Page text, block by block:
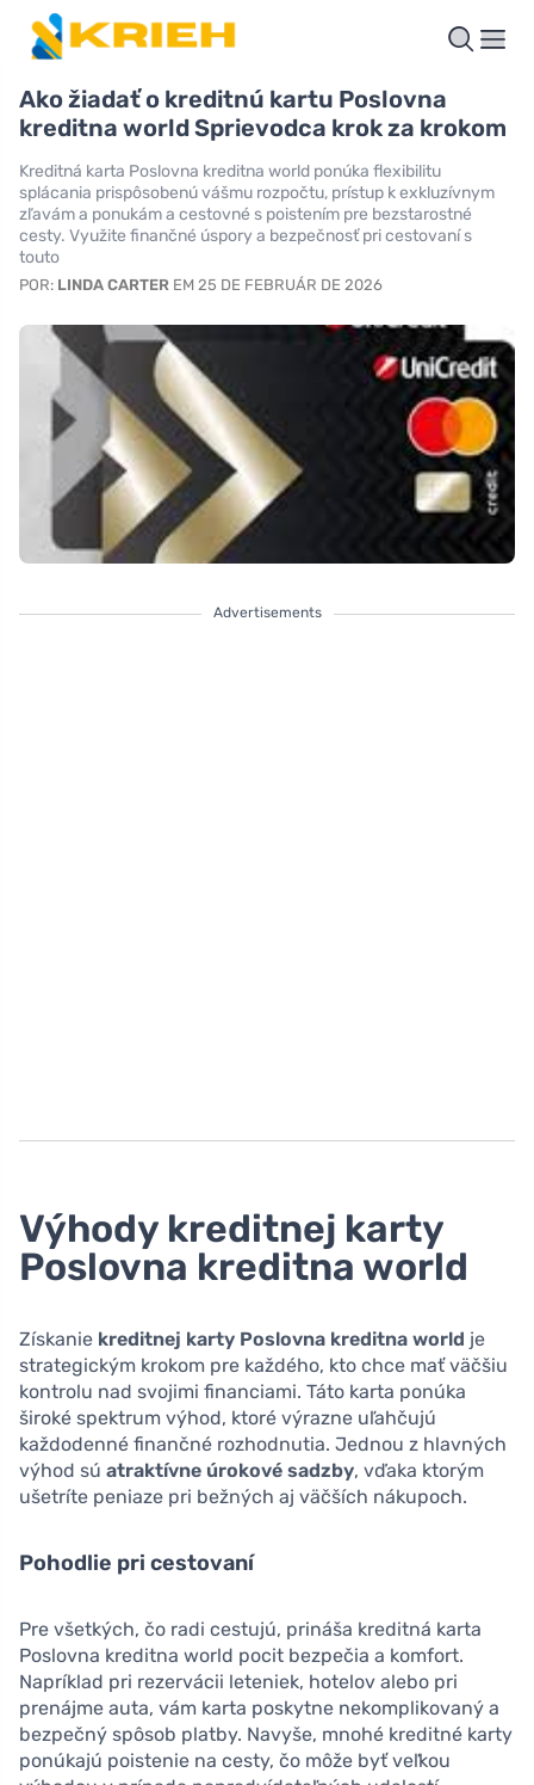
Ako žiadať o kreditnú kartu Poslovna
kreditna world Sprievodca krok za krokom
Kreditná karta Poslovna kreditna world ponúka flexibilitu
splácania prispôsobenú vášmu rozpočtu, prístup k exkluzívnym
zľavám a ponukám a cestovné s poistením pre bezstarostné
cesty. Využite finančné úspory a bezpečnosť pri cestovaní s
touto
POR: LINDA CARTER EM 25 DE FEBRUÁR DE 2026
Advertisements
Výhody kreditnej karty
Poslovna kreditna world
Získanie kreditnej karty Poslovna kreditna world je
strategickým krokom pre každého, kto chce mať väčšiu
kontrolu nad svojimi financiami. Táto karta ponúka
široké spektrum výhod, ktoré výrazne uľahčujú
každodenné finančné rozhodnutia. Jednou z hlavných
výhod sú atraktívne úrokové sadzby, vďaka ktorým
ušetríte peniaze pri bežných aj väčších nákupoch.
Pohodlie pri cestovaní
Pre všetkých, čo radi cestujú, prináša kreditná karta
Poslovna kreditna world pocit bezpečia a komfort.
Napríklad pri rezervácii leteniek, hotelov alebo pri
prenájme auta, vám karta poskytne nekomplikovaný a
bezpečný spôsob platby. Navyše, mnohé kreditné karty
ponúkajú poistenie na cesty, čo môže byť veľkou